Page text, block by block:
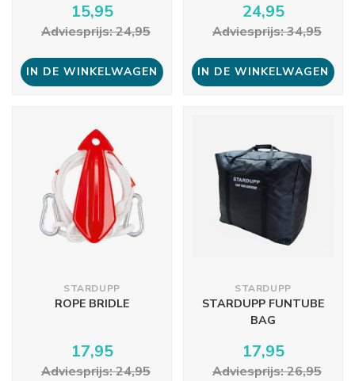
15,95
Adviesprijs: 24,95
IN DE WINKELWAGEN
24,95
Adviesprijs: 34,95
IN DE WINKELWAGEN
STARDUPP
ROPE BRIDLE
17,95
Adviesprijs: 24,95
STARDUPP
STARDUPP FUNTUBE
BAG
17,95
Adviesprijs: 26,95